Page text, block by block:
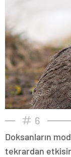
6
Doksanların
tekrardan